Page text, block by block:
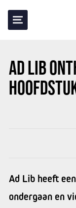
AD LIB
TERUG NAAR
Ad Lib heeft
ondergaan en